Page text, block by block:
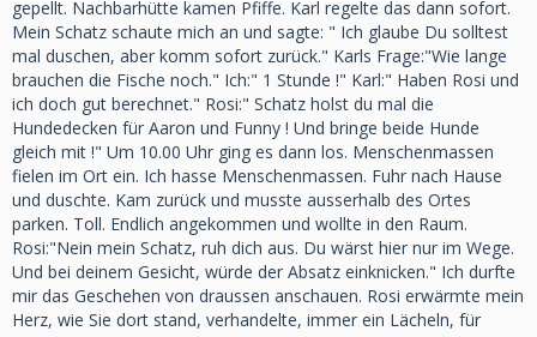
gepellt. Nachbarhütte kamen Pfiffe. Karl regelte das dann sofort.
Mein Schatz schaute mich an und sagte: " Ich glaube Du solltest
mal duschen, aber komm sofort zurück." Karls Frage:"Wie lange
brauchen die Fische noch." Ich:" 1 Stunde !" Karl:" Haben Rosi und
ich doch gut berechnet." Rosi:" Schatz holst du mal die
Hundedecken für Aaron und Funny ! Und bringe beide Hunde
gleich mit !" Um 10.00 Uhr ging es dann los. Menschenmassen
fielen im Ort ein. Ich hasse Menschenmassen. Fuhr nach Hause
und duschte. Kam zurück und musste ausserhalb des Ortes
parken. Toll. Endlich angekommen und wollte in den Raum.
Rosi:"Nein mein Schatz, ruh dich aus. Du wärst hier nur im Wege.
Und bei deinem Gesicht, würde der Absatz einknicken." Ich durfte
mir das Geschehen von draussen anschauen. Rosi erwärmte mein
Herz, wie Sie dort stand, verhandelte, immer ein Lächeln, für